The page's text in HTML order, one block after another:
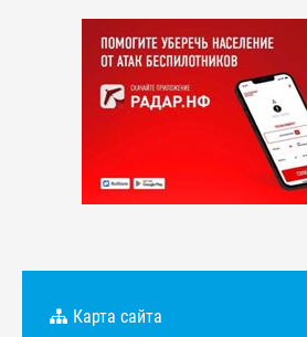
Карта сайта